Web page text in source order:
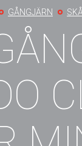
GÅNGJÄRN